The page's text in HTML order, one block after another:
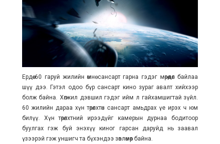
Ердөө 60 гаруй жилийн өмнө сансарт гарна гэдэг мөрөөдөл байлаа
шүү дээ. Гэтэл одоо бүр сансарт кино зураг авалт хийхээр
болж байна. Хөгжил дэвшил гэдэг ийм л гайхамшигтай зүйл.
60 жилийн дараа хүн төрөлхтөн сансарт амьдрах үе ирэх ч юм
билүү. Хүн төрөлхтний ирээдүйг камерын дурнаа бодитоор
буулгах гэж буй энэхүү киног гарсан даруйд нь заавал
үзээрэй гэж уншигч та бүхэндээ зөвлөмөөр байна.